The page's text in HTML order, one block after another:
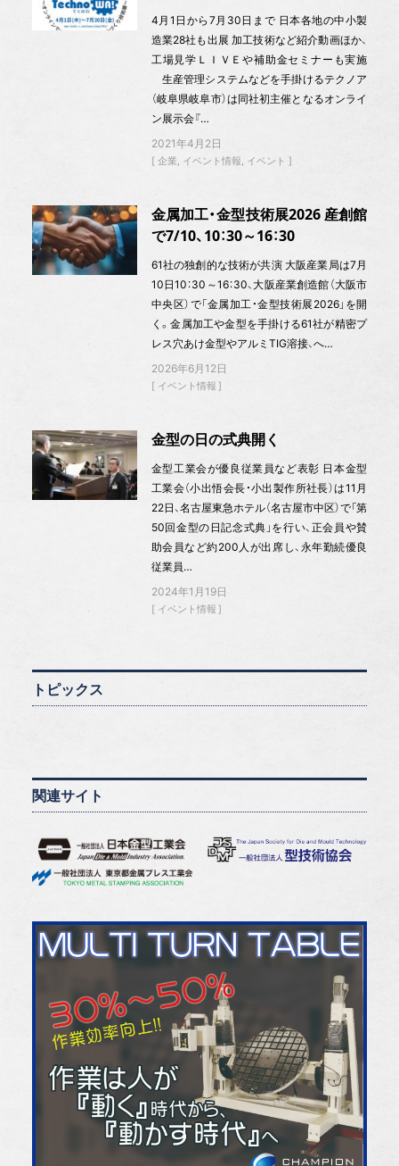
4月1日から7月30日まで 日本各地の中小製
造業28社も出展 加工技術など紹介動画ほか、
工場見学ＬＩＶＥや補助金セミナーも実施
生産管理システムなどを手掛けるテクノア
（岐阜県岐阜市）は同社初主催となるオンライ
ン展示会『…
2021年4月2日
企業 イベント情報 イベント
金属加工・金型技術展2026 産創館
で7/10、10：30～16：30
61社の独創的な技術が共演 大阪産業局は7月
10日10：30～16：30、大阪産業創造館（大阪市
中央区）で「金属加工・金型技術展2026」を開
く。金属加工や金型を手掛ける61社が精密プ
レス穴あけ金型やアルミTIG溶接、へ…
2026年6月12日
イベント情報
金型の日の式典開く
金型工業会が優良従業員など表彰 日本金型
工業会（小出悟会長・小出製作所社長）は11月
22日、名古屋東急ホテル（名古屋市中区）で「第
50回金型の日記念式典」を行い、正会員や賛
助会員など約200人が出席し、永年勤続優良
従業員…
2024年1月19日
イベント情報
トピックス
関連サイト